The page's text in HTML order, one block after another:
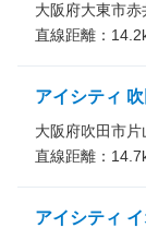
大阪府大東市
直線距離： 14.2
アイシティ
大阪府吹田市
直線距離： 14.7
アイシティ